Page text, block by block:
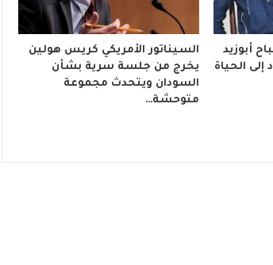
أبوزيد
الحياة
السيناتور الأمريكي كريس هولين
يخرج من جلسة سرية بشأن
السودان ويتحدث مجموعة
متوحشة…